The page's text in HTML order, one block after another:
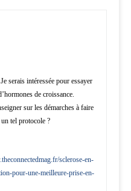
serais intéressée pour essayer
de croissance.
sur les démarches à faire
tel protocole ?
sclerose-en-
pour-une-meilleure-prise-en-